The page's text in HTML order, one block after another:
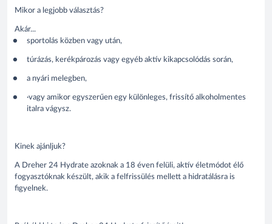
Mikor a legjobb választás?
Akár...
sportolás közben vagy után,
túrázás, kerékpározás vagy egyéb aktív kikapcsolódás során,
a nyári melegben,
·vagy amikor egyszerűen egy különleges, frissítő alkoholmentes
italra vágysz.
Kinek ajánljuk?
A Dreher 24 Hydrate azoknak a 18 éven felüli, aktív életmódot élő
fogyasztóknak készült, akik a felfrissülés mellett a hidratálásra is
figyelnek.